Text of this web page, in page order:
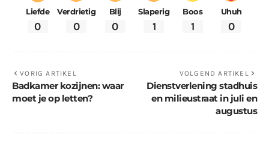
Liefde
0
Verdrietig
0
Blij
0
Slaperig
1
Boos
1
Uhuh
0
VORIG ARTIKEL
Badkamer kozijnen: waar
moet je op letten?
VOLGEND ARTIKEL
Dienstverlening stadhuis
en milieustraat in juli en
augustus